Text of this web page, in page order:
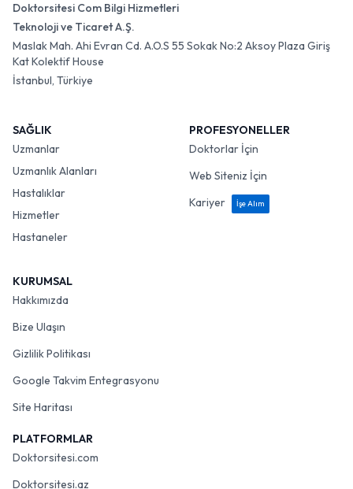
Doktorsitesi Com Bilgi Hizmetleri
Teknoloji ve Ticaret A.Ş.
Maslak Mah. Ahi Evran Cd. A.O.S 55 Sokak No:2 Aksoy Plaza Giriş
Kat Kolektif House
İstanbul, Türkiye
SAĞLIK
Uzmanlar
Uzmanlık Alanları
Hastalıklar
Hizmetler
Hastaneler
PROFESYONELLER
Doktorlar İçin
Web Siteniz İçin
Kariyer
İşe Alım
KURUMSAL
Hakkımızda
Bize Ulaşın
Gizlilik Politikası
Google Takvim Entegrasyonu
Site Haritası
PLATFORMLAR
Doktorsitesi.com
Doktorsitesi.az